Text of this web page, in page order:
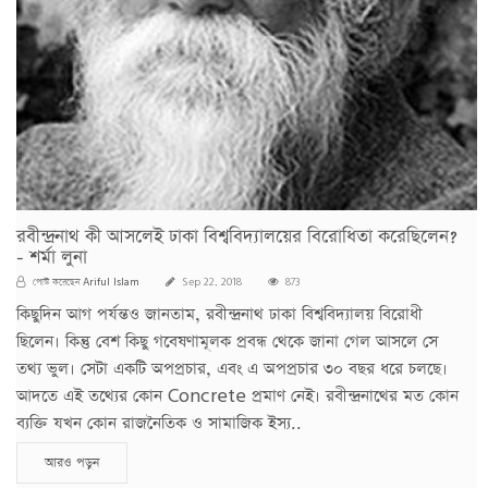
রবীন্দ্রনাথ কী আসলেই ঢাকা বিশ্ববিদ্যালয়ের বিরোধিতা করেছিলেন?
- শর্মা লুনা
পোস্ট করেছেনAriful Islam Sep 22, 2018 873
কিছুদিন আগ পর্যন্তও জানতাম, রবীন্দ্রনাথ ঢাকা বিশ্ববিদ্যালয় বিরোধী
ছিলেন। কিন্তু বেশ কিছু গবেষণামূলক প্রবন্ধ থেকে জানা গেল আসলে সে
তথ্য ভুল। সেটা একটি অপপ্রচার, এবং এ অপপ্রচার ৩০ বছর ধরে চলছে।
আদতে এই তথ্যের কোন Concrete প্রমাণ নেই। রবীন্দ্রনাথের মত কোন
ব্যক্তি যখন কোন রাজনৈতিক ও সামাজিক ইস্য..
আরও পড়ুন